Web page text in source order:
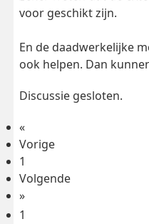
voor geschikt zijn.
En de daadwerkelijke
ook helpen. Dan
Discussie gesloten.
«
Vorige
1
Volgende
»
1